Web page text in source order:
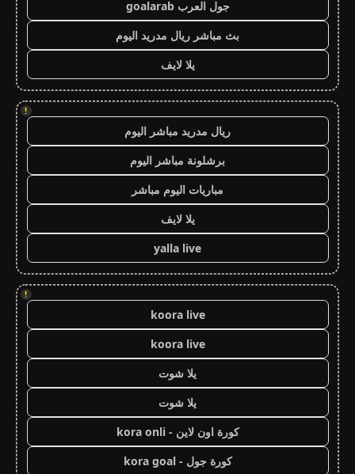
جول العرب goalarab
بث مباشر ريال مدريد اليوم
يلا لايف
!
ريال مدريد مباشر اليوم
برشلونة مباشر اليوم
مباريات اليوم مباشر
يلا لايف
yalla live
!
koora live
koora live
يلا شوت
يلا شوت
كورة اون لاين - kora onli
كورة جول - kora goal